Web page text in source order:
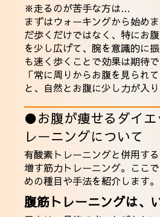
※走るのが苦手な方は…
まずはウォーキングから始め
だ歩くだけではなく、特にお
を少し広げて、腕を意識的に
も速く歩くことで効果は期待で
「常に周りからお腹を見られ
と、自然とお腹に少し力が入
●お腹が痩せるダイ
レーニングについて
有酸素トレーニングと併用す
増す筋力トレーニング。ここ
めの種目や手法を紹介します。
腹筋トレーニングは、